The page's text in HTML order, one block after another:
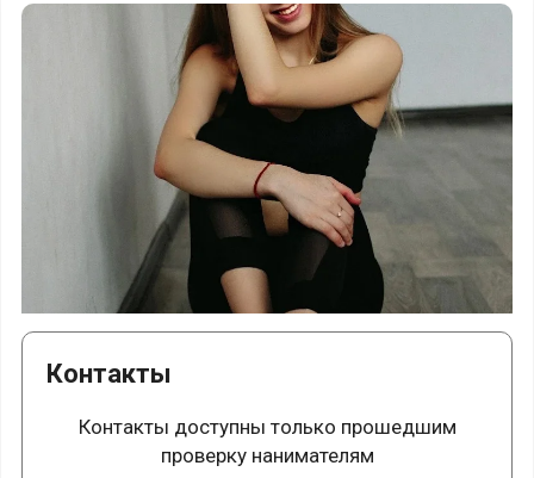
Контакты
Контакты доступны только прошедшим
проверку нанимателям